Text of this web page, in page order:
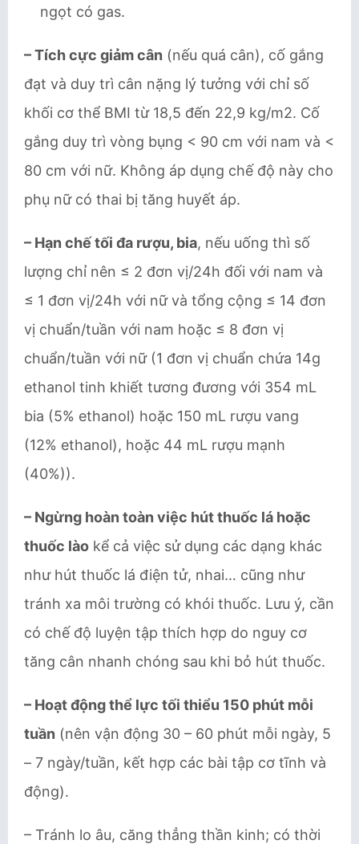
ngọt có gas.
– Tích cực giảm cân (nếu quá cân), cố gắng
đạt và duy trì cân nặng lý tưởng với chỉ số
khối cơ thể BMI từ 18,5 đến 22,9 kg/m2. Cố
gắng duy trì vòng bụng < 90 cm với nam và <
80 cm với nữ. Không áp dụng chế độ này cho
phụ nữ có thai bị tăng huyết áp.
– Hạn chế tối đa rượu, bia, nếu uống thì số
lượng chỉ nên ≤ 2 đơn vị/24h đối với nam và
≤ 1 đơn vị/24h với nữ và tổng cộng ≤ 14 đơn
vị chuẩn/tuần với nam hoặc ≤ 8 đơn vị
chuẩn/tuần với nữ (1 đơn vị chuẩn chứa 14g
ethanol tinh khiết tương đương với 354 mL
bia (5% ethanol) hoặc 150 mL rượu vang
(12% ethanol), hoặc 44 mL rượu mạnh
(40%)).
– Ngừng hoàn toàn việc hút thuốc lá hoặc
thuốc lào kể cả việc sử dụng các dạng khác
như hút thuốc lá điện tử, nhai… cũng như
tránh xa môi trường có khói thuốc. Lưu ý, cần
có chế độ luyện tập thích hợp do nguy cơ
tăng cân nhanh chóng sau khi bỏ hút thuốc.
– Hoạt động thể lực tối thiểu 150 phút mỗi
tuần (nên vận động 30 – 60 phút mỗi ngày, 5
– 7 ngày/tuần, kết hợp các bài tập cơ tĩnh và
động).
– Tránh lo âu, căng thẳng thần kinh; có thời